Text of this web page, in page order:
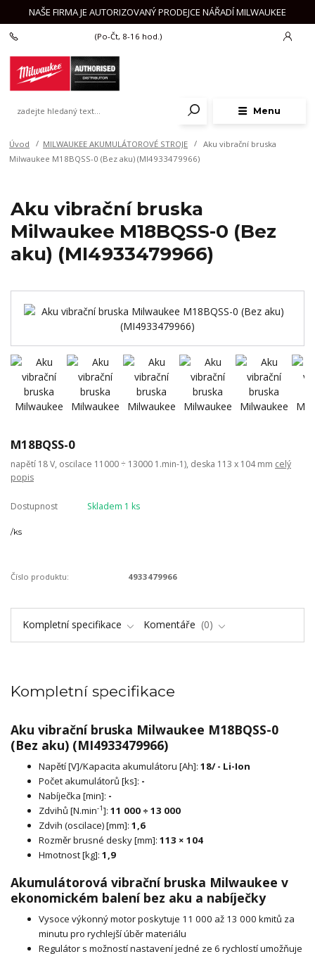
NAŠE FIRMA JE AUTORIZOVANÝ PRODEJCE NÁŘADÍ MILWAUKEE
Menu
(Po-Čt, 8-16 hod.)
Úvod MILWAUKEE AKUMULÁTOROVÉ STROJE
Aku vibrační bruska
Milwaukee M18BQSS-0 (Bez aku) (MI4933479966)
Aku vibrační bruska
Milwaukee M18BQSS-0 (Bez
aku) (MI4933479966)
M18BQSS-0
napětí 18 V, oscilace 11000 ÷ 13000 1.min-1), deska 113 x 104 mm celý
popis
Dostupnost Skladem 1 ks
/ks
Číslo produktu: 4933479966
Kompletní specifikace Komentáře 0
Kompletní specifikace
Aku vibrační bruska Milwaukee M18BQSS-0
(Bez aku) (MI4933479966)
Napětí [V]/Kapacita akumulátoru [Ah]: 18/ - Li-Ion
Počet akumulátorů [ks]: -
Nabíječka [min]: -
Zdvihů [N.min-1]: 11 000 ÷ 13 000
Zdvih (oscilace) [mm]: 1,6
Rozměr brusné desky [mm]: 113 × 104
Hmotnost [kg]: 1,9
Akumulátorová vibrační bruska Milwaukee v
ekonomickém balení bez aku a nabíječky
Vysoce výkonný motor poskytuje 11 000 až 13 000 kmitů za
minutu pro rychlejší úběr materiálu
Regulátor s možností nastavení jedné ze 6 rychlostí umožňuje